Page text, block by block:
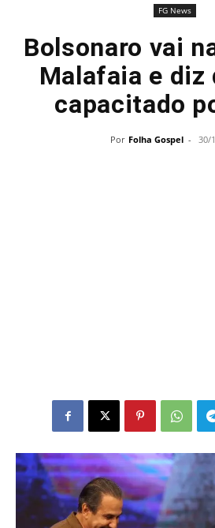
FG News
Bolsonaro vai
Malafaia e diz
capacitado
Por Folha Gospel - 30/